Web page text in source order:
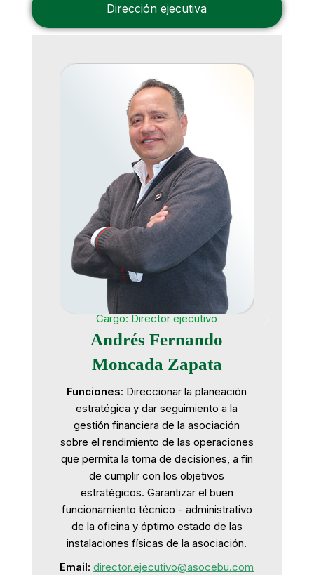
Dirección ejecutiva
Cargo: Director ejecutivo
Andrés Fernando
Moncada Zapata
Funciones: Direccionar la planeación
estratégica y dar seguimiento a la
gestión financiera de la asociación
sobre el rendimiento de las operaciones
que permita la toma de decisiones, a fin
de cumplir con los objetivos
estratégicos. Garantizar el buen
funcionamiento técnico - administrativo
de la oficina y óptimo estado de las
instalaciones físicas de la asociación.
Email:director.ejecutivo@asocebu.com